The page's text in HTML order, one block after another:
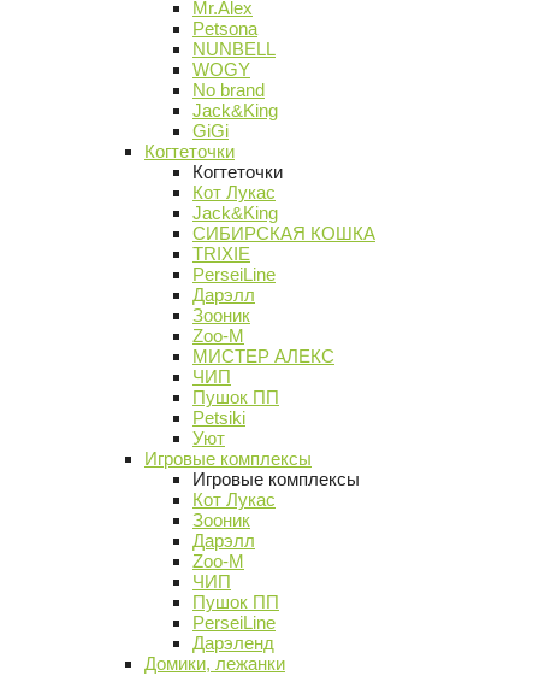
Mr.Alex
Petsona
NUNBELL
WOGY
No brand
Jack&King
GiGi
Когтеточки
Когтеточки
Кот Лукас
Jack&King
СИБИРСКАЯ КОШКА
TRIXIE
PerseiLine
Дарэлл
Зооник
Zoo-M
МИСТЕР АЛЕКС
ЧИП
Пушок ПП
Petsiki
Уют
Игровые комплексы
Игровые комплексы
Кот Лукас
Зооник
Дарэлл
Zoo-M
ЧИП
Пушок ПП
PerseiLine
Дарэленд
Домики, лежанки